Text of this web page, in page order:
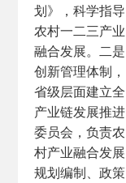
划》，科学指导
农村一二三产业
融合发展。二是
创新管理体制，
省级层面建立全
产业链发展推进
委员会，负责农
村产业融合发展
规划编制、政策